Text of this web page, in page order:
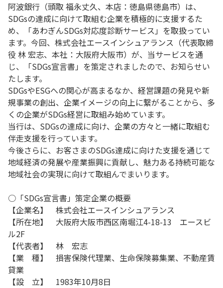
阿波銀行（頭取 福永丈久、本店：徳島県徳島市）は、
SDGsの達成に向けて取組む企業を積極的に支援するた
め、「あわぎんSDGs対応度診断サービス」を取扱ってい
ます。今回、株式会社エースインシュアランス（代表取締
役 林 宏志、本社：大阪府大阪市）が、当サービスを通
じ、「SDGs宣言書」を策定されましたので、お知らせい
たします。
SDGsやESGへの関心が高まるなか、経営課題の発見や新
規事業の創出、企業イメージの向上に繋がることから、多
くの企業がSDGs経営に取組み始めています。
当行は、SDGsの達成に向け、企業の方々と一緒に取組む
伴走支援を行っています。
今後さらに、お客さまのSDGs達成に向けた支援を通じて
地域経済の発展や産業振興に貢献し、魅力ある持続可能な
地域社会の実現に向けて取組んでまいります。
○「SDGs宣言書」策定企業の概要
【企業名】 株式会社エースインシュアランス
【所在地】 大阪府大阪市西区南堀江4-18-13 エースビ
ル2F
【代表者】 林 宏志
【業 種】 損害保険代理業、生命保険募集業、不動産賃
貸業
【設 立】 1983年10月8日